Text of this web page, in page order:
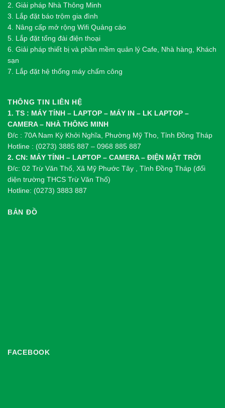
2. Giải pháp Nhà Thông Minh
3. Lắp đặt báo trộm gia đình
4. Nâng cấp mở rộng Wifi Quảng cáo
5. Lắp đặt tổng đài điện thoại
6. Giải pháp thiết bị và phần mềm quản lý Cafe, Nhà hàng, Khách
sạn
7. Lắp đặt hệ thống máy chấm công
THÔNG TIN LIÊN HỆ
1. TS : MÁY TÍNH – LAPTOP – MÁY IN – LK LAPTOP –
CAMERA – NHÀ THÔNG MINH
Đ/c : 70A Nam Kỳ Khởi Nghĩa, Phường Mỹ Tho, Tỉnh Đồng Tháp
Hotline : (0273) 3885 887 – 0968 885 887
2. CN: MÁY TÍNH – LAPTOP – CAMERA – ĐIỆN MẶT TRỜI
Đ/c: 02 Trừ Văn Thố, Xã Mỹ Phước Tây , Tỉnh Đồng Tháp (đối
diện trường THCS Trừ Văn Thố)
Hotline: (0273) 3883 887
BẢN ĐỒ
FACEBOOK